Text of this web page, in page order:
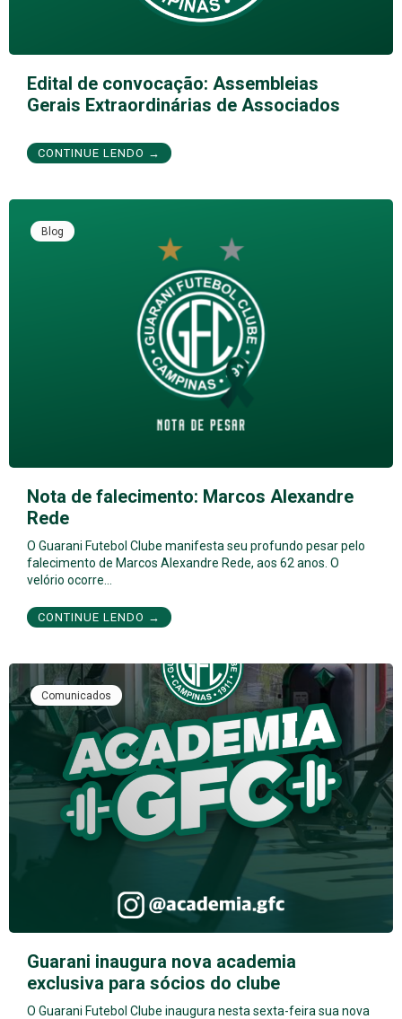
Edital de convocação: Assembleias
Gerais Extraordinárias de Associados
CONTINUE LENDO →
Blog
Nota de falecimento: Marcos Alexandre
Rede
O Guarani Futebol Clube manifesta seu profundo pesar pelo
falecimento de Marcos Alexandre Rede, aos 62 anos. O
velório ocorre…
CONTINUE LENDO →
Comunicados
Guarani inaugura nova academia
exclusiva para sócios do clube
O Guarani Futebol Clube inaugura nesta sexta-feira sua nova